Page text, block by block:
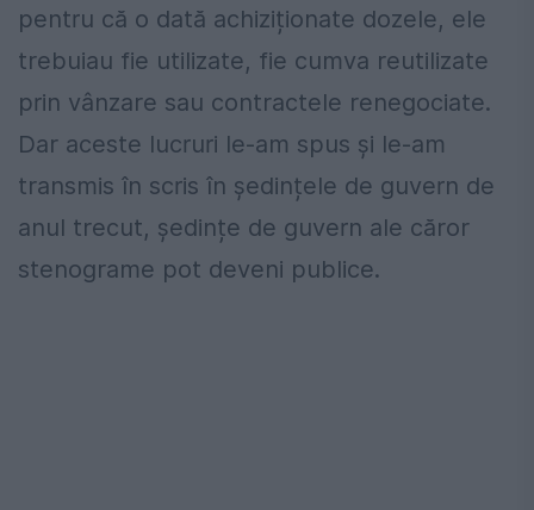
pentru că o dată achiziționate dozele, ele
trebuiau fie utilizate, fie cumva reutilizate
prin vânzare sau contractele renegociate.
Dar aceste lucruri le-am spus și le-am
transmis în scris în ședințele de guvern de
anul trecut, ședințe de guvern ale căror
stenograme pot deveni publice.